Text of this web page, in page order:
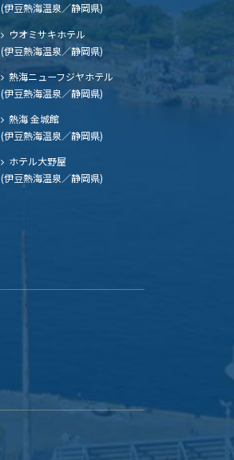
(伊豆熱海温泉／静岡県)
ウオミサキホテル
(伊豆熱海温泉／静岡県)
熱海ニューフジヤホテル
(伊豆熱海温泉／静岡県)
熱海 金城館
(伊豆熱海温泉／静岡県)
ホテル大野屋
(伊豆熱海温泉／静岡県)